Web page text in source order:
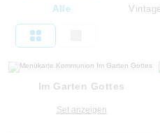
Alle
Im Garten Gottes
Set anzeigen